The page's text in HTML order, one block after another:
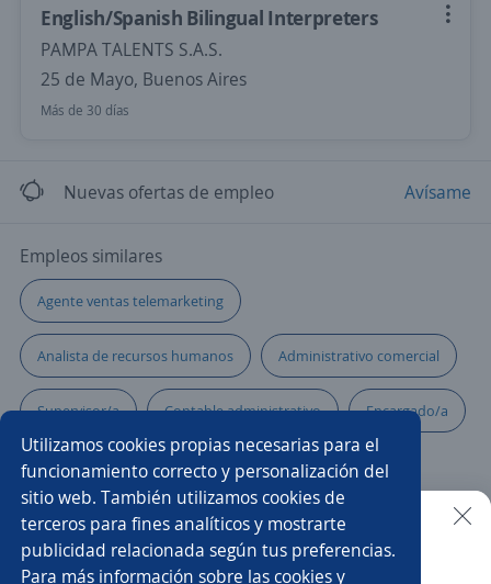
Utilizamos cookies propias necesarias para el
funcionamiento correcto y personalización del
sitio web. También utilizamos cookies de
terceros para fines analíticos y mostrarte
publicidad relacionada según tus preferencias.
Para más información sobre las cookies y
English/Spanish Bilingual Interpreters
PAMPA TALENTS S.A.S.
25 de Mayo, Buenos Aires
Más de 30 días
Nuevas ofertas de empleo Avísame
Empleos similares
Agente ventas telemarketing
Analista de recursos humanos Administrativo comercial
Supervisor/a Contable administrativo Encargado/a
Gerente de local Cajero/a
Supervisor/a de operaciones Operarios/as
Analista de compras Carnicero/a
Buscar es más fácil en la app